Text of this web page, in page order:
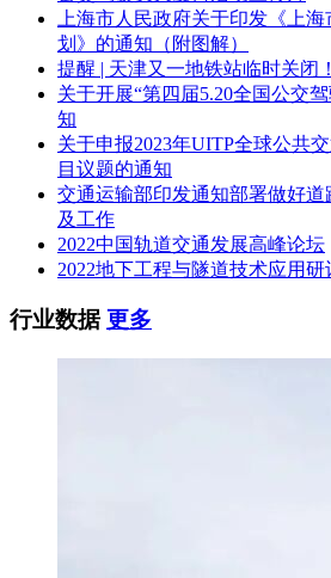
出具的补充证明材料】。
(二)拟派项目负责人
? 1、具有(注册或登记)在投标人单位
2、以项目负责人身份承担过多测合
防面积测绘、房产测绘)。【同一合同
量、人防面积测绘、房产测绘工作3
证明材料：合同。若合同未能体现上
合同委托方出具的补充证明材料】;3
级及以上技术职称。。
(三)其他
1、投标人及其拟派项目负责人自
上海市人民政府关于印发《上
划》的通知（附图解）
提醒 | 天津又一地铁站临时关闭！
关于开展“第四届5.20全国公交
知
关于申报2023年UITP全球公共
目议题的通知
交通运输部印发通知部署做好
及工作
2022中国轨道交通发展高峰论坛
2022地下工程与隧道技术应用研
行业数据更多